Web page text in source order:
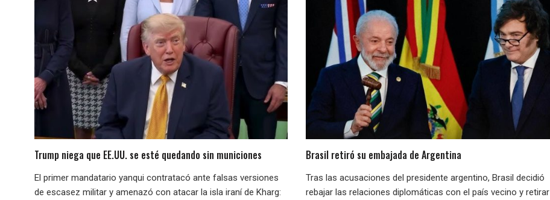
Trump niega que EE.UU. se esté quedando sin municiones
El primer mandatario yanqui contratacó ante falsas versiones
de escasez militar y amenazó con atacar la isla iraní de Kharg:
Brasil retiró su embajada de Argentina
Tras las acusaciones del presidente argentino, Brasil decidió
rebajar las relaciones diplomáticas con el país vecino y retirar